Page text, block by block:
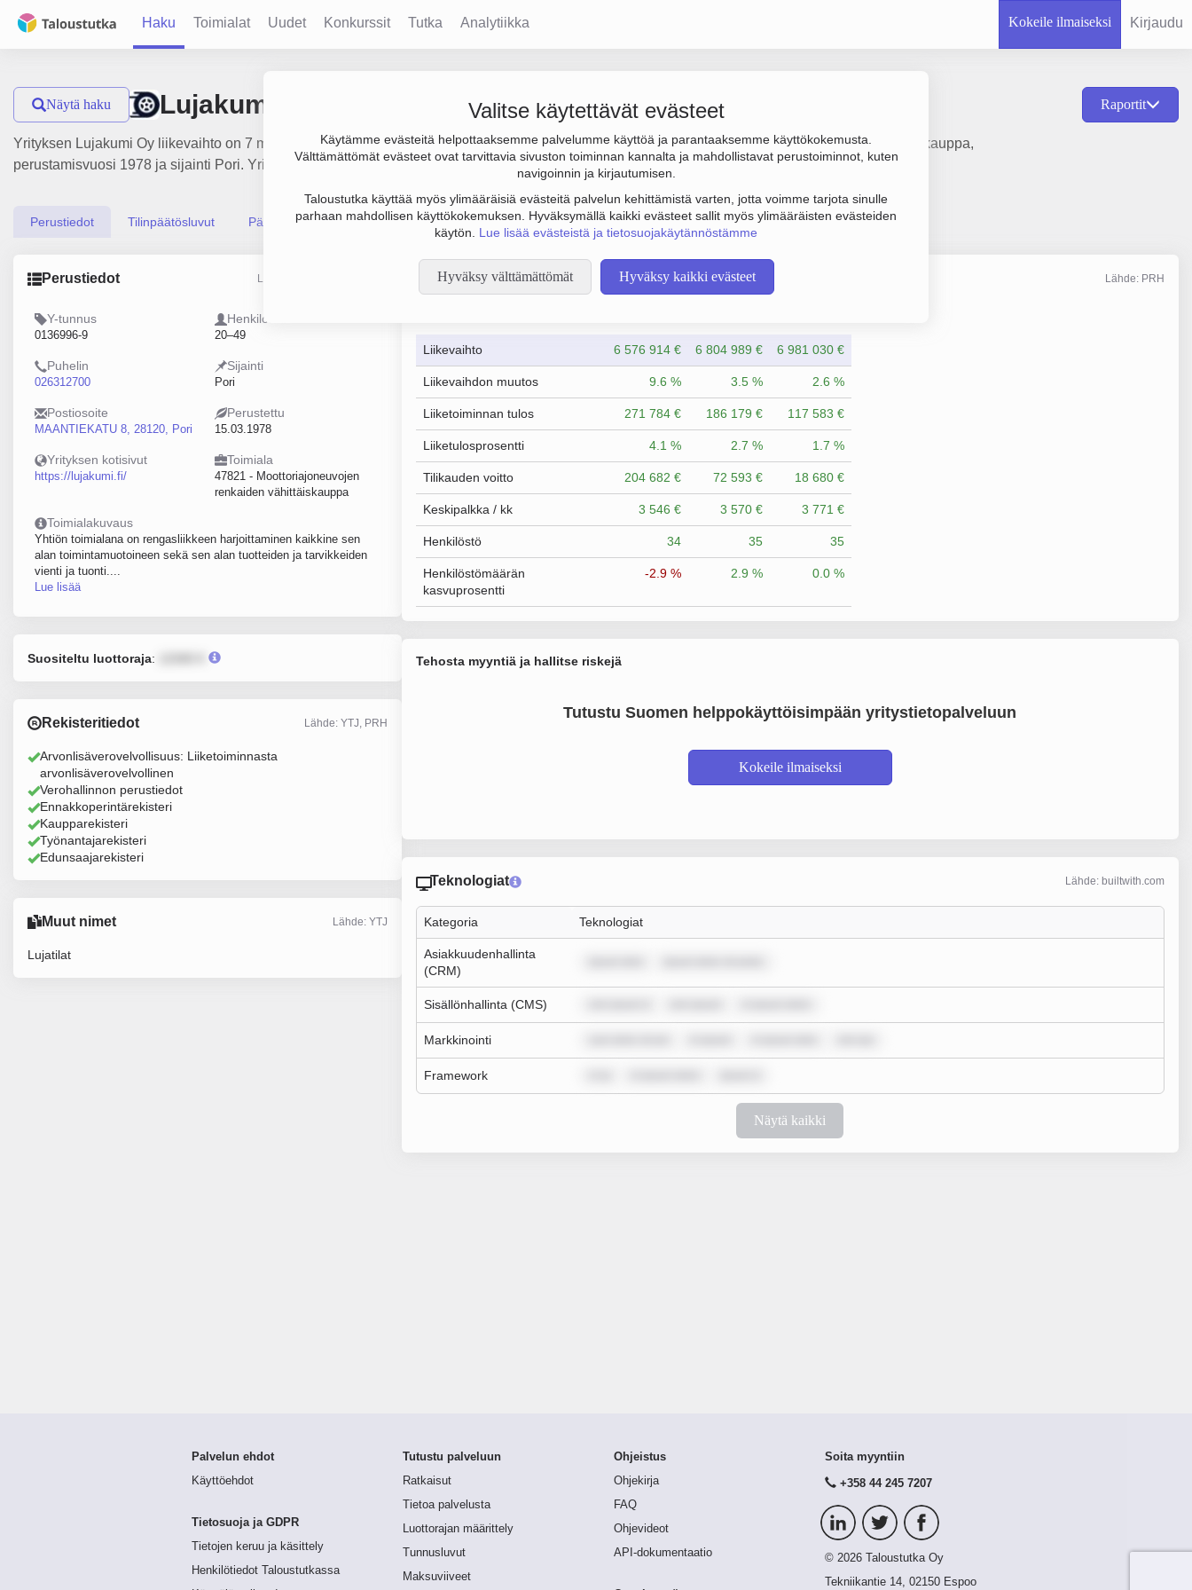
Haku Toimialat Uudet Konkurssit Tutka Analytiikka Kokeile ilmaiseksi Kirjaudu
Valitse käytettävät evästeet
Käytämme evästeitä helpottaaksemme palvelumme käyttöä ja parantaaksemme käyttökokemusta.
Välttämättömät evästeet ovat tarvittavia sivuston toiminnan kannalta ja mahdollistavat perustoiminnot, kuten
navigoinnin ja kirjautumisen.
Taloustutka käyttää myös ylimääräisiä evästeitä palvelun kehittämistä varten, jotta voimme tarjota sinulle
parhaan mahdollisen käyttökokemuksen. Hyväksymällä kaikki evästeet sallit myös ylimääräisten evästeiden
käytön. Lue lisää evästeistä ja tietosuojakäytännöstämme
Hyväksy välttämättömät Hyväksy kaikki evästeet
Näytä haku Lujakumi Oy Raportit
Yrityksen Lujakumi Oy liikevaihto on 7 milj. €, tulos 118 000 € ja henkilöstömäärä 35. Sen päätoimiala on Moottoriajoneuvojen renkaiden vähittäiskauppa,
perustamisvuosi 1978 ja sijainti Pori. Yrityksen yhtiömuoto Osakeyhtiö (OY).
Perustiedot Tilinpäätösluvut Päättäjätiedot
Perustiedot Lähde: YTJ, PRH, Traficom
Y-tunnus
0136996-9
Henkilöstömäärä
20–49
Puhelin
026312700
Sijainti
Pori
Postiosoite
MAANTIEKATU 8, 28120, Pori
Perustettu
15.03.1978
Yrityksen kotisivut
https://lujakumi.fi/
Toimiala
47821 - Moottoriajoneuvojen
renkaiden vähittäiskauppa
Toimialakuvaus
Yhtiön toimialana on rengasliikkeen harjoittaminen kaikkine sen
alan toimintamuotoineen sekä sen alan tuotteiden ja tarvikkeiden
vienti ja tuonti....
Lue lisää
Suositeltu luottoraja:
Rekisteritiedot Lähde: YTJ, PRH
Arvonlisäverovelvollisuus: Liiketoiminnasta
arvonlisäverovelvollinen
Verohallinnon perustiedot
Ennakkoperintärekisteri
Kaupparekisteri
Työnantajarekisteri
Edunsaajarekisteri
Muut nimet Lähde: YTJ
Lujatilat
Taloustiedot Lähde: PRH
Liikevaihto 6 576 914 € 6 804 989 € 6 981 030 €
Liikevaihdon muutos 9.6 % 3.5 % 2.6 %
Liiketoiminnan tulos 271 784 € 186 179 € 117 583 €
Liiketulosprosentti 4.1 % 2.7 % 1.7 %
Tilikauden voitto 204 682 € 72 593 € 18 680 €
Keskipalkka / kk 3 546 € 3 570 € 3 771 €
Henkilöstö 34 35 35
Henkilöstömäärän
kasvuprosentti
-2.9 % 2.9 % 0.0 %
Tehosta myyntiä ja hallitse riskejä
Tutustu Suomen helppokäyttöisimpään yritystietopalveluun
Kokeile ilmaiseksi
Teknologiat Lähde: builtwith.com
Kategoria Teknologiat
Asiakkuudenhallinta
(CRM)
Sisällönhallinta (CMS)
Markkinointi
Framework
Näytä kaikki
Palvelun ehdot
Käyttöehdot
Tietosuoja ja GDPR
Tietojen keruu ja käsittely
Henkilötiedot Taloustutkassa
Tutustu palveluun
Ratkaisut
Tietoa palvelusta
Luottorajan määrittely
Tunnusluvut
Maksuviiveet
Ohjeistus
Ohjekirja
FAQ
Ohjevideot
API-dokumentaatio
Soita myyntiin
+358 44 245 7207
© 2026 Taloustutka Oy
Tekniikantie 14, 02150 Espoo